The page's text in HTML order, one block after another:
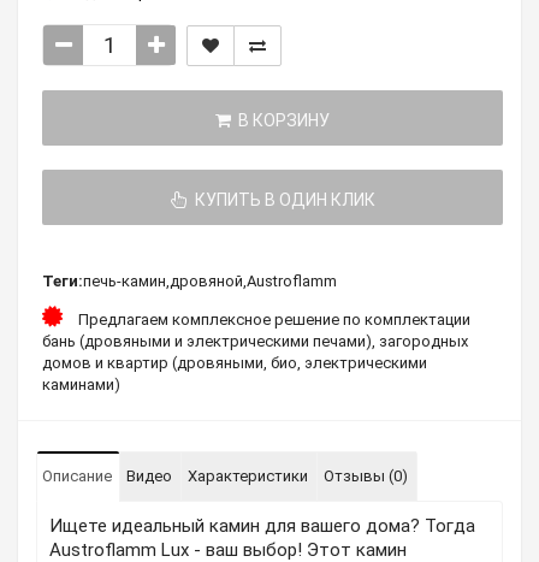
В КОРЗИНУ
КУПИТЬ В ОДИН КЛИК
Теги:печь-камин,дровяной,Austroflamm
Предлагаем комплексное решение по комплектации
бань (дровяными и электрическими печами), загородных
домов и квартир (дровяными, био, электрическими
каминами)
Описание Видео Характеристики Отзывы (0)
Ищете идеальный камин для вашего дома? Тогда
Austroflamm Lux - ваш выбор! Этот камин